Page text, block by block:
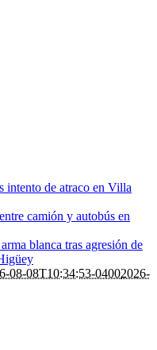
intento de atraco en Villa
camión y autobús en
blanca tras agresión de
08-08T10:34:53-04002026-